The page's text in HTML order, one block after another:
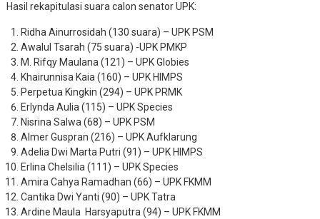
Hasil rekapitulasi suara calon senator UPK:
Ridha Ainurrosidah (130 suara) – UPK PSM
Awalul Tsarah (75 suara) -UPK PMKP
M. Rifqy Maulana (121) – UPK Globies
Khairunnisa Kaia (160) – UPK HIMPS
Perpetua Kingkin (294) – UPK PRMK
Erlynda Aulia (115) – UPK Species
Nisrina Salwa (68) – UPK PSM
Almer Guspran (216) – UPK Aufklarung
Adelia Dwi Marta Putri (91) – UPK HIMPS
Erlina Chelsilia (111) – UPK Species
Amira Cahya Ramadhan (66) – UPK FKMM
Cantika Dwi Yanti (90) – UPK Tatra
Ardine Maula Harsyaputra (94) – UPK FKMM